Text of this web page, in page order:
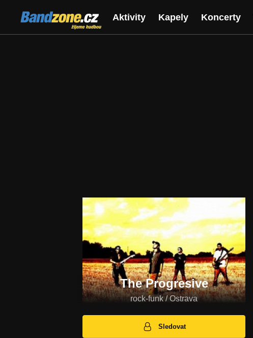
Bandzone.cz
žijeme hudbou
Aktivity Kapely Koncerty
The Progresive
rock-funk / Ostrava
Sledovat